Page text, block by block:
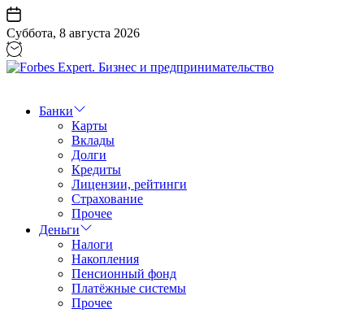
Перейти
к
содержанию
Суббота, 8 августа 2026
Бизнес
предпринимательство
Банки
Карты
Вклады
Долги
Кредиты
Лицензии, рейтинги
Страхование
Прочее
Деньги
Налоги
Накопления
Пенсионный фонд
Платёжные системы
Прочее